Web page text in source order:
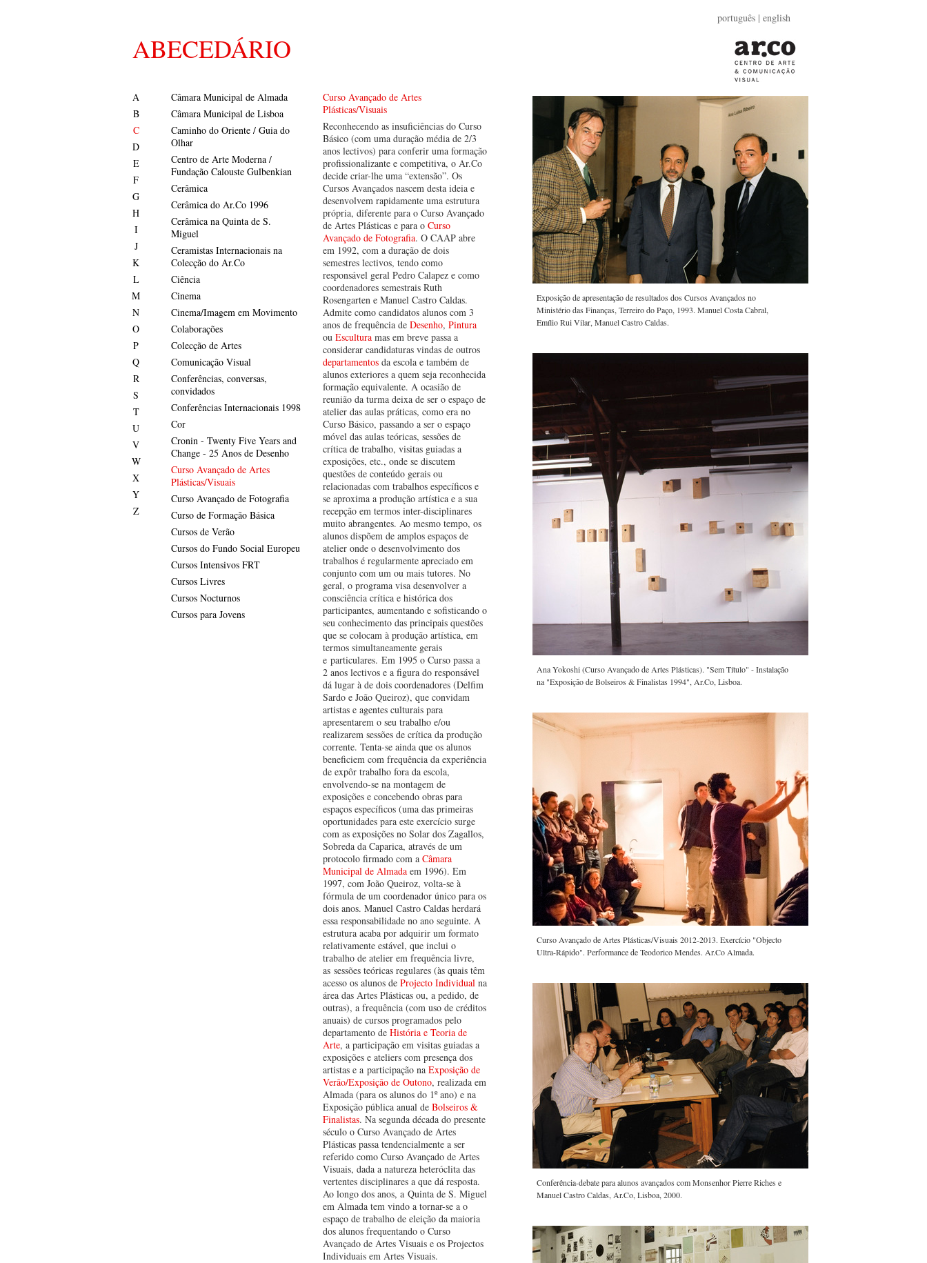
ABECEDÁRIO
português | english
A
B
C
D
E
F
G
H
I
J
K
L
M
N
O
P
Q
R
S
T
U
V
W
X
Y
Z
Câmara Municipal de Almada
Câmara Municipal de Lisboa
Caminho do Oriente / Guia do
Olhar
Centro de Arte Moderna /
Fundação Calouste Gulbenkian
Cerâmica
Cerâmica do Ar.Co 1996
Cerâmica na Quinta de S.
Miguel
Ceramistas Internacionais na
Colecção do Ar.Co
Ciência
Cinema
Cinema/Imagem em Movimento
Colaborações
Colecção de Artes
Comunicação Visual
Conferências, conversas,
convidados
Conferências Internacionais 1998
Cor
Cronin - Twenty Five Years and
Change - 25 Anos de Desenho
Curso Avançado de Artes
Plásticas/Visuais
Curso Avançado de Fotografia
Curso de Formação Básica
Cursos de Verão
Cursos do Fundo Social Europeu
Cursos Intensivos FRT
Cursos Livres
Cursos Nocturnos
Cursos para Jovens
Curso Avançado de Artes
Plásticas/Visuais
Reconhecendo as insuficiências do Curso
Básico (com uma duração média de 2/3
anos lectivos) para conferir uma formação
profissionalizante e competitiva, o Ar.Co
decide criar-lhe uma “extensão”. Os
Cursos Avançados nascem desta ideia e
desenvolvem rapidamente uma estrutura
própria, diferente para o Curso Avançado
de Artes Plásticas e para o Curso
Avançado de Fotografia. O CAAP abre
em 1992, com a duração de dois
semestres lectivos, tendo como
responsável geral Pedro Calapez e como
coordenadores semestrais Ruth
Rosengarten e Manuel Castro Caldas.
Admite como candidatos alunos com 3
anos de frequência de Desenho, Pintura
ou Escultura mas em breve passa a
considerar candidaturas vindas de outros
departamentos da escola e também de
alunos exteriores a quem seja reconhecida
formação equivalente. A ocasião de
reunião da turma deixa de ser o espaço de
atelier das aulas práticas, como era no
Curso Básico, passando a ser o espaço
móvel das aulas teóricas, sessões de
crítica de trabalho, visitas guiadas a
exposições, etc., onde se discutem
questões de conteúdo gerais ou
relacionadas com trabalhos específicos e
se aproxima a produção artística e a sua
recepção em termos inter-disciplinares
muito abrangentes. Ao mesmo tempo, os
alunos dispõem de amplos espaços de
atelier onde o desenvolvimento dos
trabalhos é regularmente apreciado em
conjunto com um ou mais tutores. No
geral, o programa visa desenvolver a
consciência crítica e histórica dos
participantes, aumentando e sofisticando o
seu conhecimento das principais questões
que se colocam à produção artística, em
termos simultaneamente gerais
e particulares. Em 1995 o Curso passa a
2 anos lectivos e a figura do responsável
dá lugar à de dois coordenadores (Delfim
Sardo e João Queiroz), que convidam
artistas e agentes culturais para
apresentarem o seu trabalho e/ou
realizarem sessões de crítica da produção
corrente. Tenta-se ainda que os alunos
beneficiem com frequência da experiência
de expôr trabalho fora da escola,
envolvendo-se na montagem de
exposições e concebendo obras para
espaços específicos (uma das primeiras
oportunidades para este exercício surge
com as exposições no Solar dos Zagallos,
Sobreda da Caparica, através de um
protocolo firmado com a Câmara
Municipal de Almada em 1996). Em
1997, com João Queiroz, volta-se à
fórmula de um coordenador único para os
dois anos. Manuel Castro Caldas herdará
essa responsabilidade no ano seguinte. A
estrutura acaba por adquirir um formato
relativamente estável, que inclui o
trabalho de atelier em frequência livre,
as sessões teóricas regulares (às quais têm
acesso os alunos de Projecto Individual na
área das Artes Plásticas ou, a pedido, de
outras), a frequência (com uso de créditos
anuais) de cursos programados pelo
departamento de História e Teoria de
Arte, a participação em visitas guiadas a
exposições e ateliers com presença dos
artistas e a participação na Exposição de
Verão/Exposição de Outono, realizada em
Almada (para os alunos do 1º ano) e na
Exposição pública anual de Bolseiros &
Finalistas. Na segunda década do presente
século o Curso Avançado de Artes
Plásticas passa tendencialmente a ser
referido como Curso Avançado de Artes
Visuais, dada a natureza heteróclita das
vertentes disciplinares a que dá resposta.
Ao longo dos anos, a Quinta de S. Miguel
em Almada tem vindo a tornar-se a o
espaço de trabalho de eleição da maioria
dos alunos frequentando o Curso
Avançado de Artes Visuais e os Projectos
Individuais em Artes Visuais.
Exposição de apresentação de resultados dos Cursos Avançados no
Ministério das Finanças, Terreiro do Paço, 1993. Manuel Costa Cabral,
Emílio Rui Vilar, Manuel Castro Caldas.
Ana Yokoshi (Curso Avançado de Artes Plásticas). "Sem Título" - Instalação
na "Exposição de Bolseiros & Finalistas 1994", Ar.Co, Lisboa.
Curso Avançado de Artes Plásticas/Visuais 2012-2013. Exercício "Objecto
Ultra-Rápido". Performance de Teodorico Mendes. Ar.Co Almada.
Conferência-debate para alunos avançados com Monsenhor Pierre Riches e
Manuel Castro Caldas, Ar.Co, Lisboa, 2000.